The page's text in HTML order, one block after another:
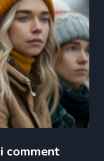
comment